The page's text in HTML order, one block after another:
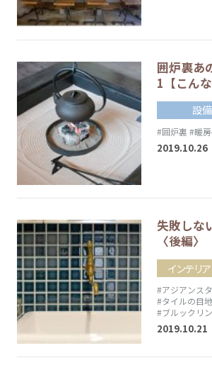
囲炉裏
1【こん
設備
#囲炉裏 #暖
2019.10.26
失敗しな
〈後編〉
インテリ
#アジアンス
#タイルの目地
#ブルックリ
2019.10.21